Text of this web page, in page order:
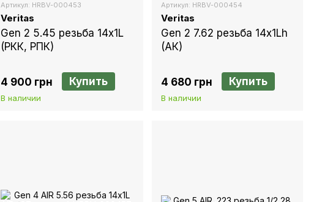
Артикул: HRBV-000453
Veritas
Gen 2 5.45 резьба 14х1L
(РКК, РПК)
4 900 грн Купить
В наличии
Артикул: HRBV-000454
Veritas
Gen 2 7.62 резьба 14х1Lh
(АК)
4 680 грн Купить
В наличии